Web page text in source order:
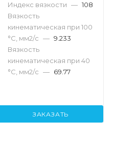
Индекс вязкости — 108
Вязкость
кинематическая при 100
°С, мм2/с — 9.233
Вязкость
кинематическая при 40
°С, мм2/с — 69.77
ЗАКАЗАТЬ